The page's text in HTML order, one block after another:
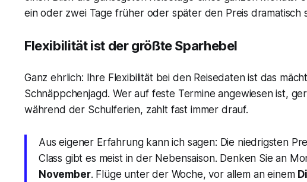
ein oder zwei Tage früher oder später den Preis dramatisch
Flexibilität ist der größte Sparhebel
Ganz ehrlich: Ihre Flexibilität bei den Reisedaten ist das
Schnäppchenjagd. Wer auf feste Termine angewiesen ist,
während der Schulferien, zahlt fast immer drauf.
Aus eigener Erfahrung kann ich sagen: Die niedrigsten
Class gibt es meist in der Nebensaison. Denken Sie an
November. Flüge unter der Woche, vor allem an einem